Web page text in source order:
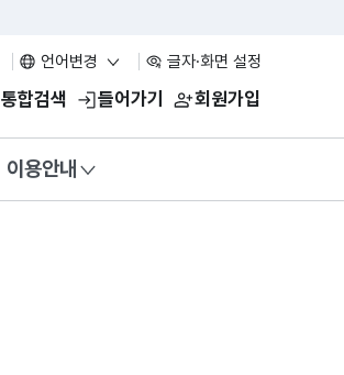
언어변경 글자·화면 설정
통합검색 들어가기 회원가입
이용안내